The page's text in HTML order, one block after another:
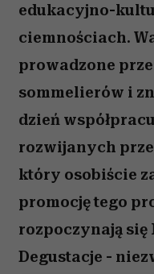
edukacyjno-
ciemnościach.
prowadzone
sommelierów i
dzień
rozwijanych
który osobiście
promocję tego
rozpoczynają
Degustacje -